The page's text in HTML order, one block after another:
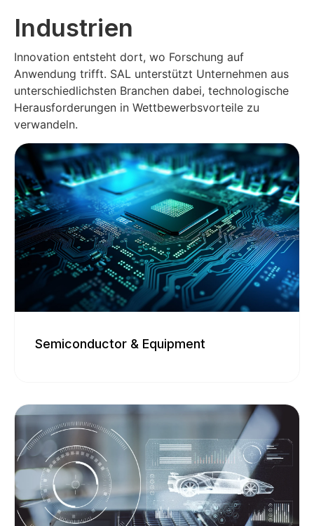
Industrien
Innovation entsteht dort, wo Forschung auf
Anwendung trifft. SAL unterstützt Unternehmen aus
unterschiedlichsten Branchen dabei, technologische
Herausforderungen in Wettbewerbsvorteile zu
verwandeln.
Semi­conductor & Equipment
Semi­conductor & Equipment
Die Halbleiter- und Ausrüstungsindustrie
bildet das Fundament moderner digitaler
Technologien, steht jedoch unter hohem
Innovationsdruck, steigender